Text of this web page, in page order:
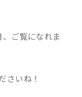
ご覧になれま
さいね！